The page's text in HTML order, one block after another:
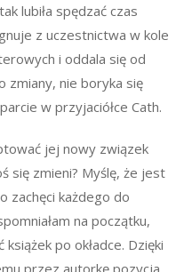
lubiła spędzać czas
z uczestnictwa w kole
i oddala się od
zmiany, nie boryka się
w przyjaciółce Cath.
jej nowy związek
się zmieni? Myślę, że jest
zachęci każdego do
na początku,
po okładce. Dzięki
przez autorkę pozycja